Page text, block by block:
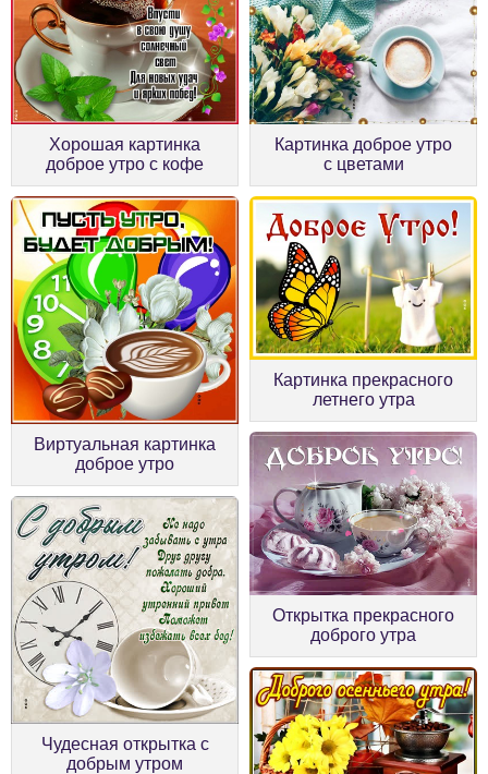
Хорошая картинка
доброе утро с кофе
Картинка доброе утро
с цветами
Виртуальная картинка
доброе утро
Картинка прекрасного
летнего утра
Чудесная открытка с
добрым утром
Открытка прекрасного
доброго утра